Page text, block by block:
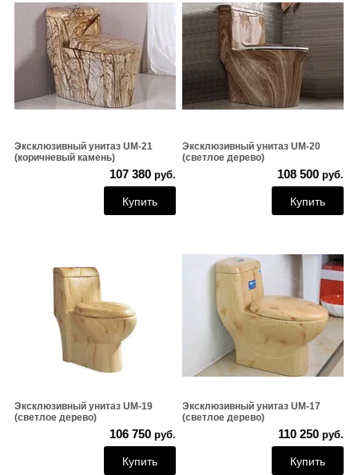
Эксклюзивный унитаз UM-21
(коричневый камень)
107 380руб.
Купить
Эксклюзивный унитаз UM-20
(светлое дерево)
108 500 руб.
Купить
Эксклюзивный унитаз UM-19
(светлое дерево)
106 750руб.
Купить
Эксклюзивный унитаз UM-17
(светлое дерево)
110 250 руб.
Купить